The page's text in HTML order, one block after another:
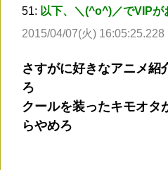
51: 以下、＼(^o^)／でVIPが
2015/04/07(火)
さすがに好きなアニメ紹
ろ
クールを装ったキモオタ
らやめろ